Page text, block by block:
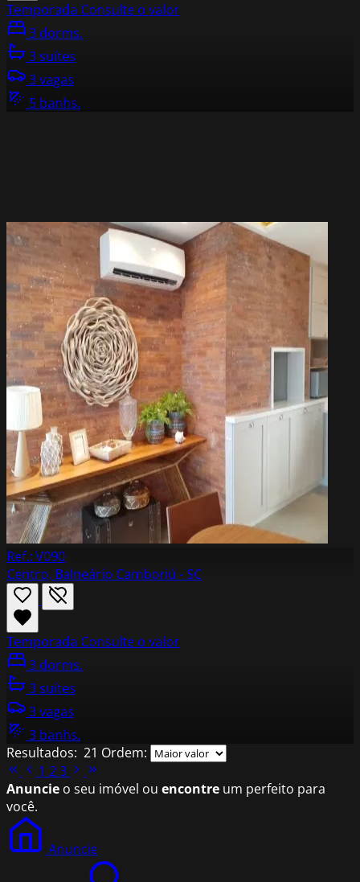
Temporada Consulte o valor
3 dorms.
3 suítes
3 vagas
5 banhs.
Ref.: V090
Centro, Balneário Camboriú - SC
Temporada Consulte o valor
3 dorms.
3 suítes
3 vagas
3 banhs.
Resultados: 21 Ordem:
1 23
Anuncie o seu imóvel ou encontre um perfeito para
você.
Anuncie